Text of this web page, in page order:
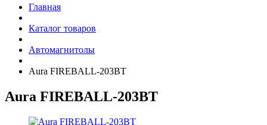
Главная
Каталог товаров
Автомагнитолы
Aura FIREBALL-203BT
Aura FIREBALL-203BT